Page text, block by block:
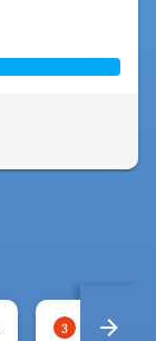
3 legera